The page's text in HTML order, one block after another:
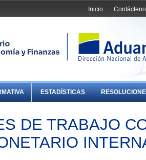
Inicio
ESTADÍSTICAS
DE TRABAJO